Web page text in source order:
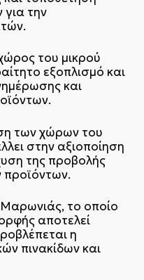
για την
του μικρού
εξοπλισμό και
και
των χώρων του
στην αξιοποίηση
της προβολής
προϊόντων.
Μαρωνιάς, το οποίο
αποτελεί
η
πινακίδων και